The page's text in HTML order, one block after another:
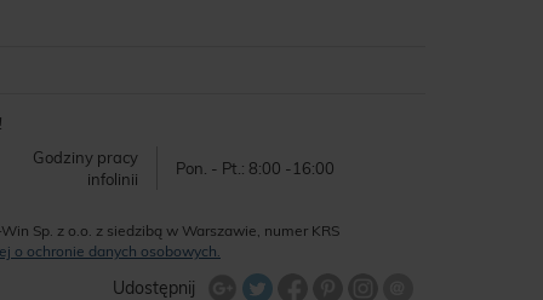
Godziny pracy
infolinii
Pon. - Pt.: 8:00 -16:00
Sp. z o.o. z siedzibą w Warszawie, numer KRS
o ochronie danych osobowych.
Udostępnij
Udostępnij na Twitterze